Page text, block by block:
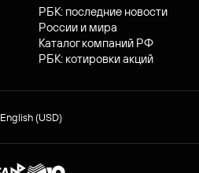
РБК: последние новости
России и мира
Каталог компаний РФ
РБК: котировки акций
English (USD)